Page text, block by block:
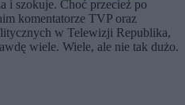
i szokuje. Choć przecież po
komentatorze TVP oraz
w Telewizji Republika,
wiele. Wiele, ale nie tak dużo.